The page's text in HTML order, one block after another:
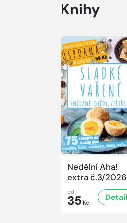
Knihy
Nedělní Aha!
extra č.3/2026
Úsporná
kuchařka -
Sladké vaření
od
35 Kč
Detail